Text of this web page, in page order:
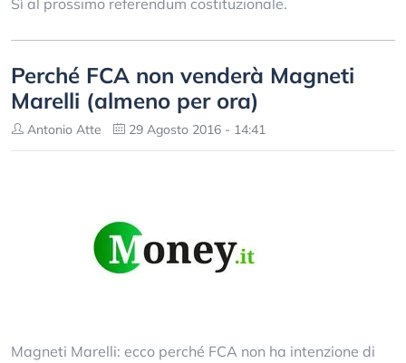
Sì al prossimo referendum costituzionale.
Perché FCA non venderà Magneti
Marelli (almeno per ora)
Antonio Atte 29 Agosto 2016 - 14:41
Magneti Marelli: ecco perché FCA non ha intenzione di